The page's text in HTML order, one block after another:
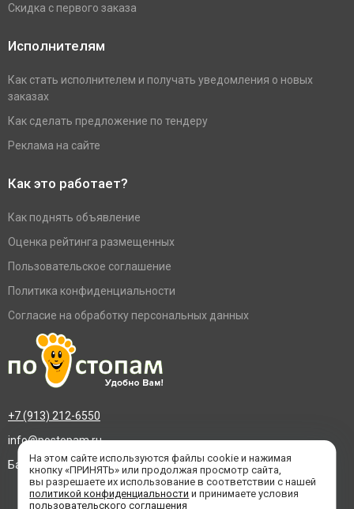
Скидка с первого заказа
Исполнителям
Как стать исполнителем и получать уведомления о новых
заказах
Как сделать предложение по тендеру
Реклама на сайте
Как это работает?
Как поднять объявление
Оценка рейтинга размещенных
Пользовательское соглашение
Политика конфиденциальности
Согласие на обработку персональных данных
+7 (913) 212-6550
info@postopam.ru
Барнаул, пр. Социалистический 109, оф.455
На этом сайте используются файлы cookie и нажимая
кнопку «ПРИНЯТЬ» или продолжая просмотр сайта,
вы разрешаете их использование в соответствии с нашей
политикой конфиденциальности и принимаете условия
пользовательского соглашения